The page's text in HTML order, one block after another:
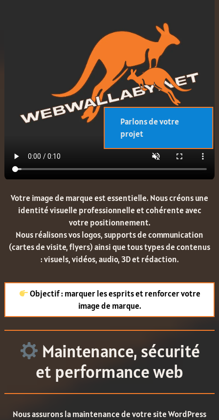
Parlons de votre
projet
Votre image de marque est essentielle. Nous créons une
identité visuelle professionnelle et cohérente avec
votre positionnement.
Nous réalisons vos logos, supports de communication
(cartes de visite, flyers) ainsi que tous types de contenus
: visuels, vidéos, audio, 3D et rédaction.
Objectif : marquer les esprits et renforcer votre
image de marque.
Maintenance, sécurité
et performance web
Nous assurons la maintenance de votre site WordPress